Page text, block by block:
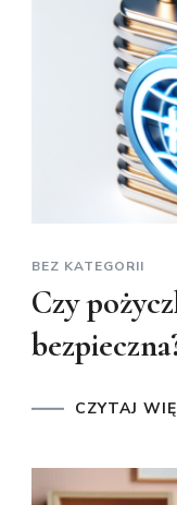
BEZ KATEGORII
Czy
CZYTAJ